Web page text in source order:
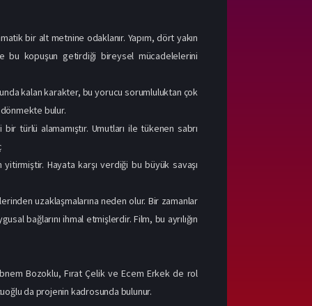
bir alt metnine odaklanır. Yapım, dört yakın
bu kopuşun getirdiği bireysel mücadelelerini
kalan karakter, bu yorucu sorumluluktan çok
dönmekte bulur.
türlü alamamıştır. Umutları ile tükenen sabrı
Hayata karşı verdiği bu büyük savaşı
uzaklaşmalarına neden olur. Bir zamanlar
bağlarını ihmal etmişlerdir. Film, bu ayrılığın
Bozoklu, Fırat Çelik ve Ecem Erkek de rol
da projenin kadrosunda bulunur.